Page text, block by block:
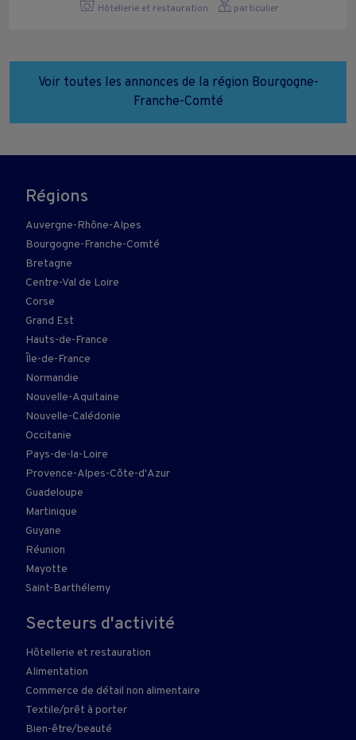
Hôtellerie et restauration particulier
Voir toutes les annonces de la région Bourgogne-
Franche-Comté
Régions
Auvergne-Rhône-Alpes
Bourgogne-Franche-Comté
Bretagne
Centre-Val de Loire
Corse
Grand Est
Hauts-de-France
Île-de-France
Normandie
Nouvelle-Aquitaine
Nouvelle-Calédonie
Occitanie
Pays-de-la-Loire
Provence-Alpes-Côte-d'Azur
Guadeloupe
Martinique
Guyane
Réunion
Mayotte
Saint-Barthélemy
Secteurs d'activité
Hôtellerie et restauration
Alimentation
Commerce de détail non alimentaire
Textile/prêt à porter
Bien-être/beauté